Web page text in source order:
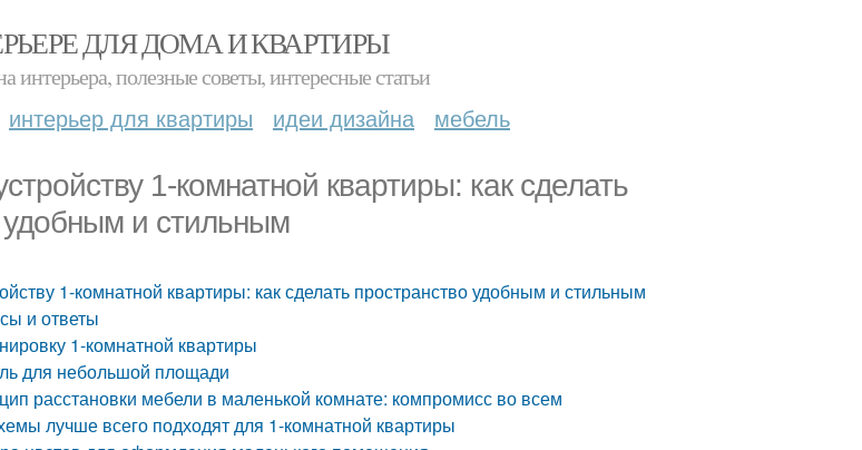
ДЛЯ ДОМА И КВАРТИРЫ
интерьера, полезные советы, интересные статьи
интерьер для квартиры идеи дизайна мебель
1-комнатной квартиры: как сделать
удобным и стильным
1-комнатной квартиры: как сделать пространство удобным и стильным
и ответы
1-комнатной квартиры
для небольшой площади
расстановки мебели в маленькой комнате: компромисс во всем
лучше всего подходят для 1-комнатной квартиры